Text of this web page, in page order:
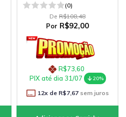
(0)
De R$108,48
Por R$92,00
R$73,60
PIX até dia 31/07
20%
12x de R$7,67sem juros